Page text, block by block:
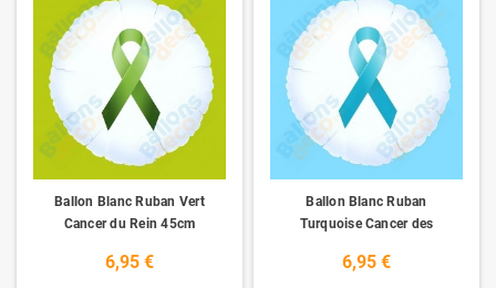
Ballon Blanc Ruban Vert
Cancer du Rein 45cm
6,95 €
Ballon Blanc Ruban
Turquoise Cancer des
6,95 €